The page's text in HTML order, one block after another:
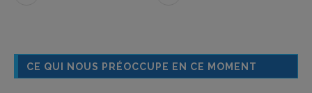
CE QUI NOUS PRÉOCCUPE EN CE MOMENT